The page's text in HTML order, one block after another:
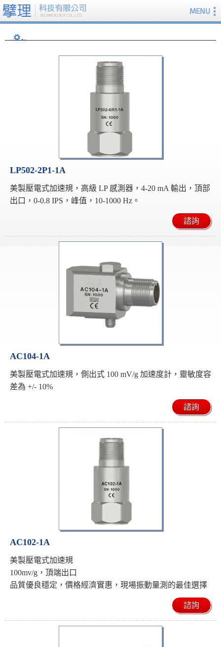
MENU
LP502-2P1-1A
美製壓電式加速規，高級 LP 感測器，4-20 mA 輸出，頂部
出口，0-0.8 IPS，峰值，10-1000 Hz。
諮詢
AC104-1A
美製壓電式加速規，側出式 100 mV/g 加速度計，靈敏度容
差為 +/- 10%
諮詢
AC102-1A
美製壓電式加速規
100mv/g，頂端出口
品質優良穩定，價格經濟實惠，現場振動量測的最佳選擇
諮詢